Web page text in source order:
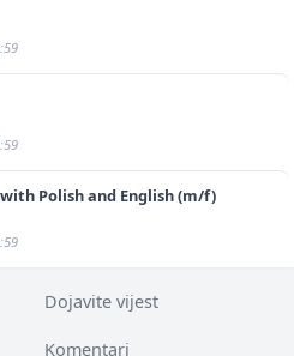
Polish and English (m/f)
Dojavite vijest
Komentari